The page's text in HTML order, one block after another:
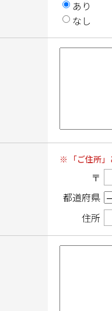
あり
なし
「ご住所
〒
都道府県
住所